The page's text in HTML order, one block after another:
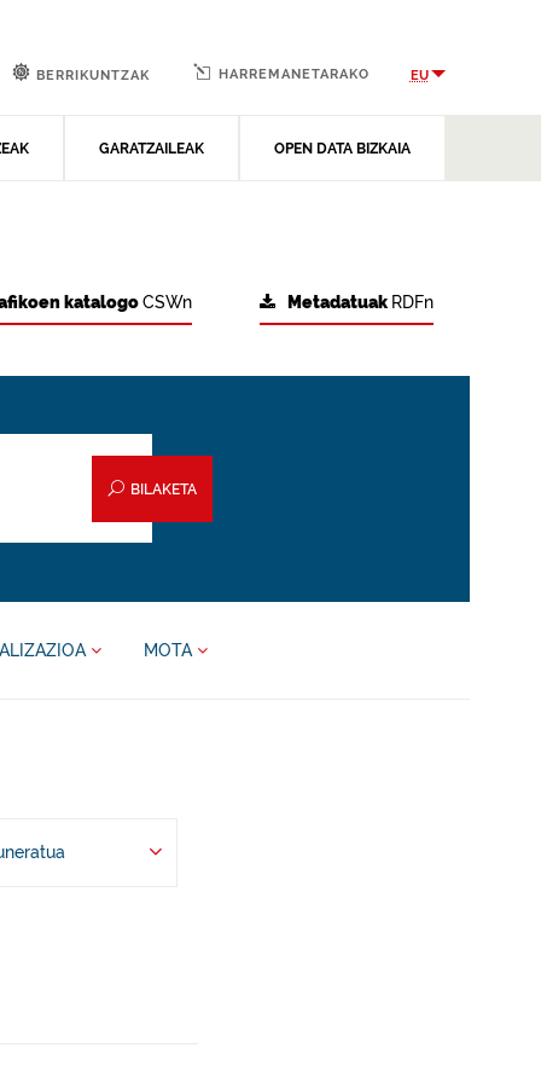
GARATZAILEAK OPEN DATA BIZKAIA
BERRIKUNTZAK HARREMANETARAKO EU
Metadatuak RDFn
katalogoCSWn
BILAKETA
MOTA